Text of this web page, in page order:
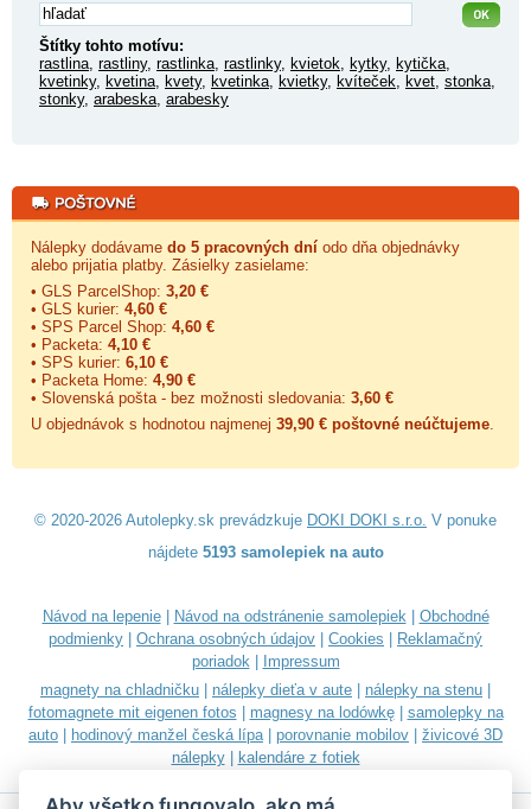
Štítky tohto motívu:
rastlina rastliny, rastlinka rastlinky, kvietok kytky, kytička
kvetinky, kvetina kvety, kvetinka kvietky, kvíteček kvet stonka
stonky, arabeska arabesky
Nálepky dodávame do 5 pracovných dní odo dňa objednávky
alebo prijatia platby. Zásielky zasielame:
• GLS ParcelShop: 3,20 €
• GLS kurier: 4,60 €
• SPS Parcel Shop: 4,60 €
• Packeta: 4,10 €
• SPS kurier: 6,10 €
• Packeta Home: 4,90 €
• Slovenská pošta - bez možnosti sledovania: 3,60 €
U objednávok s hodnotou najmenej 39,90 € poštovné neúčtujeme
© 2020-2026 Autolepky.sk prevádzkuje DOKI DOKI s.r.o. V ponuke
nájdete 5193 samolepiek na auto
Návod na lepenie| Návod na odstránenie samolepiek| Obchodné
podmienky
Ochrana osobných údajov Cookies
Reklamačný
poriadok|
Impressum
magnety na chladničku
nálepky dieťa v aute nálepky na stenu
fotomagnete mit eigenen fotos
magnesy na lodówkę| samolepky na
auto
hodinový manžel česká lípa| porovnanie mobilov
živicové 3D
nálepky| kalendáre z fotiek